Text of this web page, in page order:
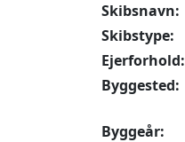
Skibsnavn:
Skibstype:
Ejerforhold:
Byggested:
Byggeår: